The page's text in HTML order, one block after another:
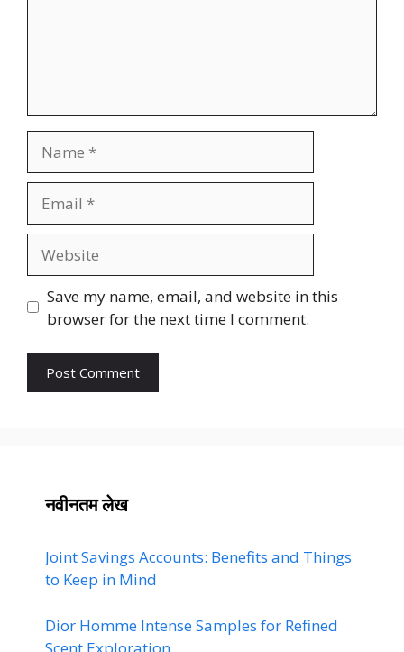
Save my name, email, and website in this
browser for the next time I comment.
नवीनतम लेख
Joint Savings Accounts: Benefits and Things
to Keep in Mind
Dior Homme Intense Samples for Refined
Scent Exploration